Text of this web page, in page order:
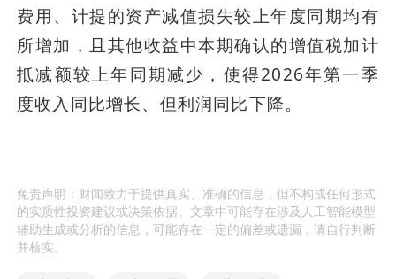
费用、计提的资产减值损失较上年度同期均有
所增加，且其他收益中本期确认的增值税加计
抵减额较上年同期减少，使得2026年第一季
度收入同比增长、但利润同比下降。
免责声明：财闻致力于提供真实、准确的信息，但不构成任何形式
的实质性投资建议或决策依据。文章中可能存在涉及人工智能模型
辅助生成或分析的信息，可能存在一定的偏差或遗漏，请自行判断
并核实。